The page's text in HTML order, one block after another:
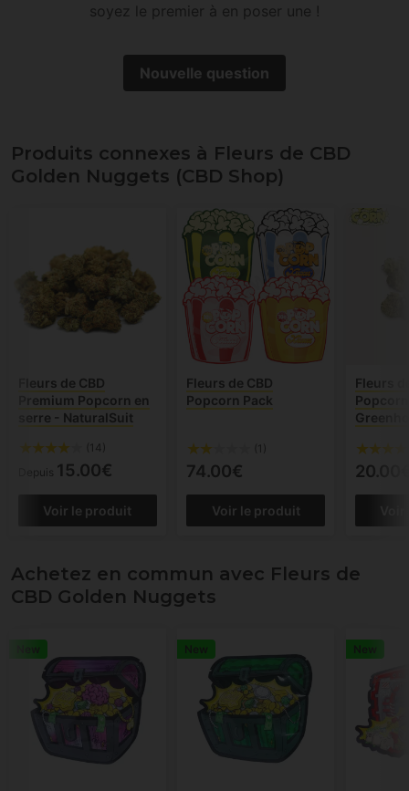
soyez le premier à en poser une !
Nouvelle question
Produits connexes à Fleurs de CBD
Golden Nuggets (CBD Shop)
Fleurs de CBD
Premium Popcorn en
serre - NaturalSuit
(14)
Depuis 15.00€
Voir le produit
Fleurs de CBD
Popcorn Pack
(1)
74.00€
Voir le produit
Fleurs
Achetez en commun avec Fleurs de
CBD Golden Nuggets
New New New